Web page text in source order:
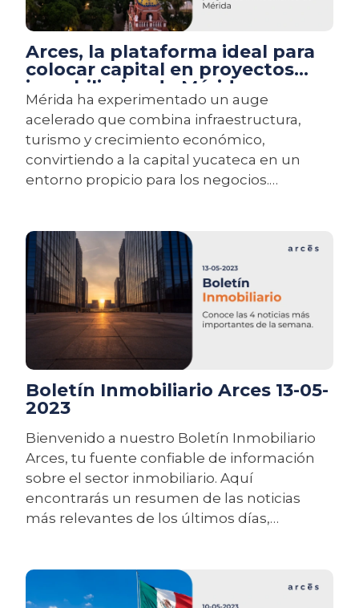
Arces, la plataforma ideal para
colocar capital en proyectos
inmobiliarios de Mérida
Mérida ha experimentado un auge
acelerado que combina infraestructura,
turismo y crecimiento económico,
convirtiendo a la capital yucateca en un
entorno propicio para los negocios.
inmobiliarias en México, al que se puede
tener acceso gracias a compañías como
Arces.
Boletín Inmobiliario Arces 13-05-
2023
Bienvenido a nuestro Boletín Inmobiliario
Arces, tu fuente confiable de información
sobre el sector inmobiliario. Aquí
encontrarás un resumen de las noticias
más relevantes de los últimos días,
de inversión, fluctuaciones en los precios de
propiedades y proyectos destacados.